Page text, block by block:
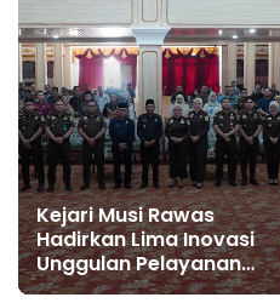
Kejari Musi Rawas
Hadirkan Lima Inovasi
Unggulan Pelayanan
Hukum, Melalui Jakumdu